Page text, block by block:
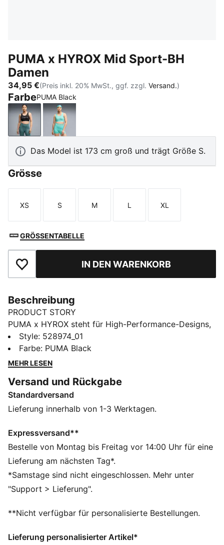
PUMA x HYROX Mid Sport-BH
Damen
34,95 €(Preis inkl. 20% MwSt., ggf. zzgl. Versand.)
FarbePUMA Black
PUMA BlackIntense Mint
Das Model ist 173 cm groß und trägt Größe S.
Grösse
Größe
XS
Größe
S
Größe
M
Größe
L
Größe
XL
GRÖSSENTABELLE
Zu Favoriten hinzufügenIN DEN WARENKORB
Beschreibung
PRODUCT STORY
PUMA x HYROX steht für High-Performance-Designs,
die speziell für das ultimative Fitness-Race entwickelt
wurden. Mit diesem HYROX Mid Sport-BH bekommst
du Halt, der jede Bewegung mitmacht – vom
Gym, Studio oder entspannte Auszeiten.
FEATURES + VORTEILE
Hergestellt aus mindestens 50 % recycelten
DETAILS
Entworfen für: Training
Passform: Eng
Länge: Regulär
Gepolstert
Hauptmaterial: Interlock
Technisches dryCELL Gewebe leitet Feuchtigkeit ab
Style: 528974_01
Farbe: PUMA Black
MEHR LESEN
Versand und Rückgabe
Standardversand
Lieferung innerhalb von 1-3 Werktagen.
Expressversand**
Bestelle von Montag bis Freitag vor 14:00 Uhr für eine
Lieferung am nächsten Tag*.
*Samstage sind nicht eingeschlossen. Mehr unter
"Support > Lieferung".
**Nicht verfügbar für personalisierte Bestellungen.
Lieferung personalisierter Artikel*